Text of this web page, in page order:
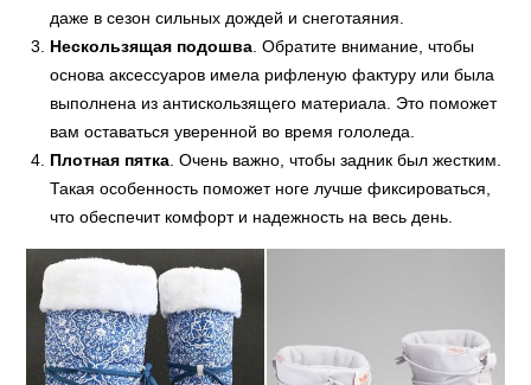
даже в сезон сильных дождей и снеготаяния.
Нескользящая подошва . Обратите внимание, чтобы
основа аксессуаров имела рифленую фактуру или была
выполнена из антискользящего материала. Это поможет
вам оставаться уверенной во время гололеда.
Плотная пятка . Очень важно, чтобы задник был жестким.
Такая особенность поможет ноге лучше фиксироваться,
что обеспечит комфорт и надежность на весь день.